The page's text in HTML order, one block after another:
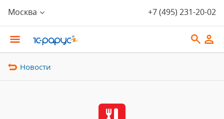
Москва +7 (495) 231-20-02
Новости